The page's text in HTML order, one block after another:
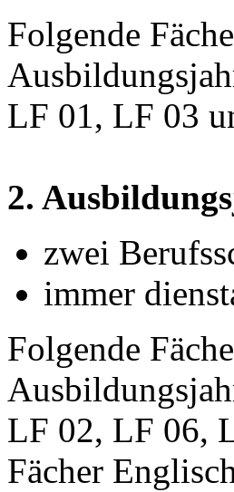
Folgende
LF 01, LF 03
2.
zwei
immer
Folgende
LF 02, LF 06,
Fächer